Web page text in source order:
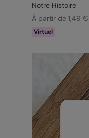
Notre Histoire
À partir de 1,49 €
Virtuel